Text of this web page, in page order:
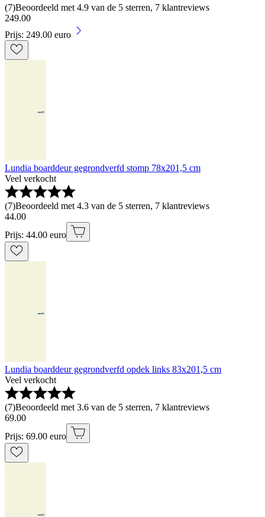
(7)Beoordeeld met 4.9 van de 5 sterren, 7 klantreviews
249.00
Prijs: 249.00 euro
Lundia boarddeur gegrondverfd stomp 78x201,5 cm
Veel verkocht
(7)Beoordeeld met 4.3 van de 5 sterren, 7 klantreviews
44.00
Prijs: 44.00 euro
Lundia boarddeur gegrondverfd opdek links 83x201,5 cm
Veel verkocht
(7)Beoordeeld met 3.6 van de 5 sterren, 7 klantreviews
69.00
Prijs: 69.00 euro